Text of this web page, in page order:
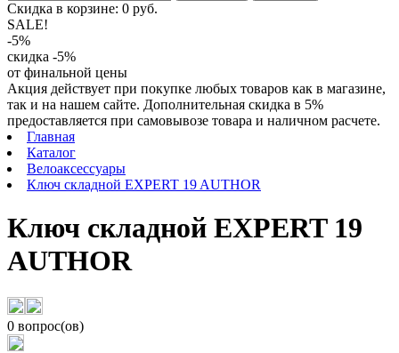
Скидка в корзине: 0 руб.
SALE!
-5%
скидка -5%
от финальной цены
Акция действует при покупке любых товаров как в магазине,
так и на нашем сайте. Дополнительная скидка в 5%
предоставляется при самовывозе товара и наличном расчете.
Главная
Каталог
Велоаксессуары
Ключ складной EXPERT 19 AUTHOR
Ключ складной EXPERT 19
AUTHOR
0 вопрос(ов)